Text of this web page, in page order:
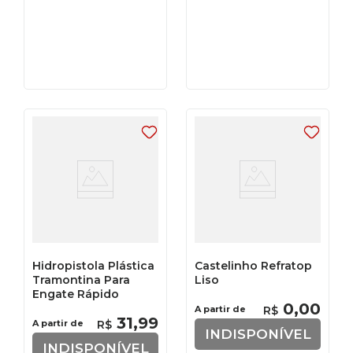
Hidropistola Plástica
Tramontina Para
Engate Rápido
A partir de R$ 31,99
INDISPONÍVEL
Castelinho Refratop
Liso
A partir de R$ 0,00
INDISPONÍVEL